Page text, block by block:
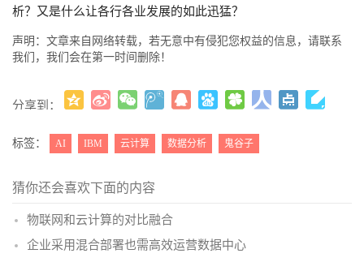
析？ 又是什么让各行各业发展的如此迅猛？
声明：文章来自网络转载，若无意中有侵犯您权益的信息，请联系
我们，我们会在第一时间删除！
分享到：
(
标签： AI IBM 云计算 数据分析 鬼谷子
猜你还会喜欢下面的内容
物联网和云计算的对比融合
企业采用混合部署也需高效运营数据中心